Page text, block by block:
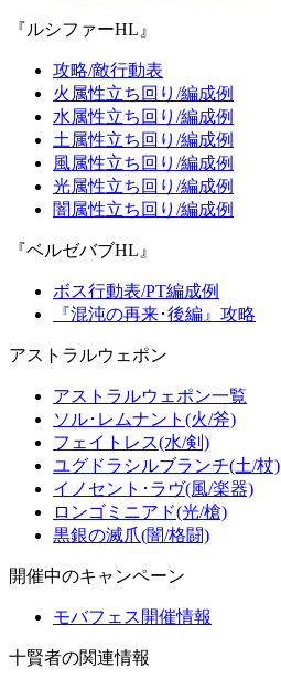
『ルシファーHL』
攻略/敵行動表
火属性立ち回り/編成例
水属性立ち回り/編成例
土属性立ち回り/編成例
風属性立ち回り/編成例
光属性立ち回り/編成例
闇属性立ち回り/編成例
『ベルゼバブHL』
ボス行動表/PT編成例
『混沌の再来･後編』攻略
アストラルウェポン
アストラルウェポン一覧
ソル･レムナント(火/斧)
フェイトレス(水/剣)
ユグドラシルブランチ(土/杖)
イノセント･ラヴ(風/楽器)
ロンゴミニアド(光/槍)
黒銀の滅爪(闇/格闘)
開催中のキャンペーン
モバフェス開催情報
十賢者の関連情報